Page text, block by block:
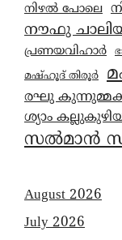
നിഴൽ പോലെ
നൗഫു
പ്രണയവിഹാർ
മഷ്ഹൂദ് തിരൂർ
രഘു
ശ്യാം
സൽമാൻ
August 2026
July 2026